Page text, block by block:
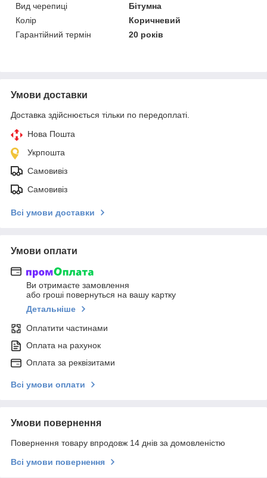
Вид черепиці
Бітумна
Колір
Коричневий
Гарантійний термін
20 років
Умови доставки
Доставка здійснюється тільки по передоплаті.
Нова Пошта
Укрпошта
Самовивіз
Самовивіз
Всі умови доставки
Умови оплати
Ви отримаєте замовлення
або гроші повернуться на вашу картку
Детальніше
Оплатити частинами
Оплата на рахунок
Оплата за реквізитами
Всі умови оплати
Умови повернення
Повернення товару впродовж 14 днів за домовленістю
Всі умови повернення